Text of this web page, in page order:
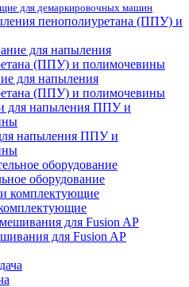
для демаркировочных машин
пенополиуретана (ППУ) и
для напыления
(ППУ) и полимочевины
напыления ППУ и
оборудование
для Fusion AP